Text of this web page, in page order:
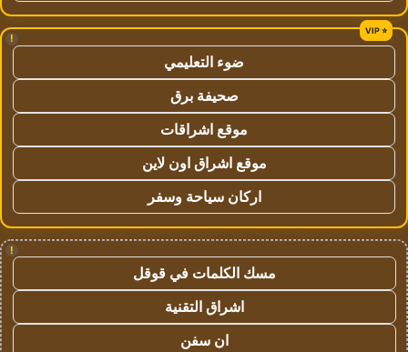
!
ضوء التعليمي
صحيفة برق
موقع اشراقات
موقع اشراق اون لاين
اركان سياحة وسفر
!
مسك الكلمات في قوقل
اشراق التقنية
ان سفن